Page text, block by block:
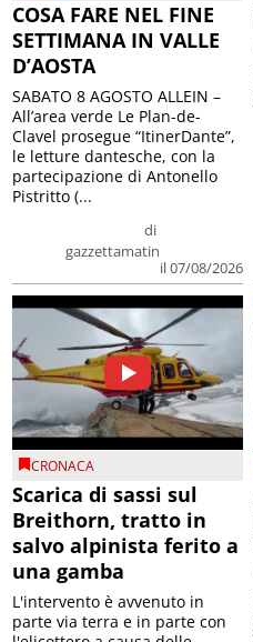
COSA FARE NEL FINE
SETTIMANA IN VALLE
D’AOSTA
di
gazzettamatin
il 07/08/2026
SABATO 8 AGOSTO ALLEIN –
All’area verde Le Plan-de-
Clavel prosegue “ItinerDante”,
le letture dantesche, con la
partecipazione di Antonello
Pistritto (...
CRONACA
Scarica di sassi sul
Breithorn, tratto in
salvo alpinista ferito a
una gamba
L'intervento è avvenuto in
parte via terra e in parte con